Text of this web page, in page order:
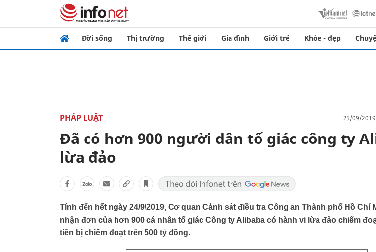
Đời sống Thị trường Thế giới Gia đình Giới trẻ Khỏe - đẹp
PHÁP LUẬT 25/09/
Đã có hơn 900 người dân tố giác công ty
lừa đảo
Tính đến hết ngày 24/9/2019, Cơ quan Cảnh sát điều tra Công an Thành phố Hồ Chí
nhận đơn của hơn 900 cá nhân tố giác Công ty Alibaba có hành vi lừa đảo chiếm
tiền bị chiếm đoạt trên 500 tỷ đồng.